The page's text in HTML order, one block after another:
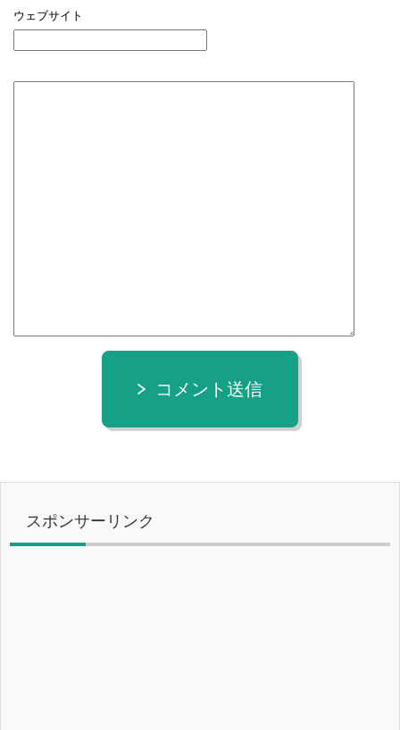
ウェブサイト
コメント送信
スポンサーリンク